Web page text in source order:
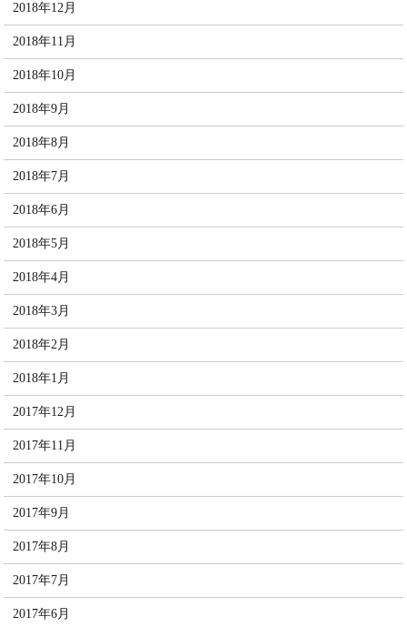
2018年12月
2018年11月
2018年10月
2018年9月
2018年8月
2018年7月
2018年6月
2018年5月
2018年4月
2018年3月
2018年2月
2018年1月
2017年12月
2017年11月
2017年10月
2017年9月
2017年8月
2017年7月
2017年6月